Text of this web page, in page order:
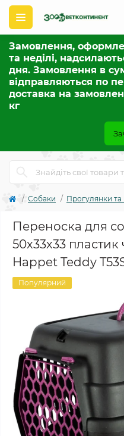
Замовлення,
та неділі,
дня. Замовлення в
відправляються по
доставка на
кг
Собаки Прогулянки
Переноска для
50х33х33
Happet Teddy
Популярний